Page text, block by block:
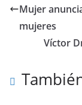
Mujer
mujeres
Víctor